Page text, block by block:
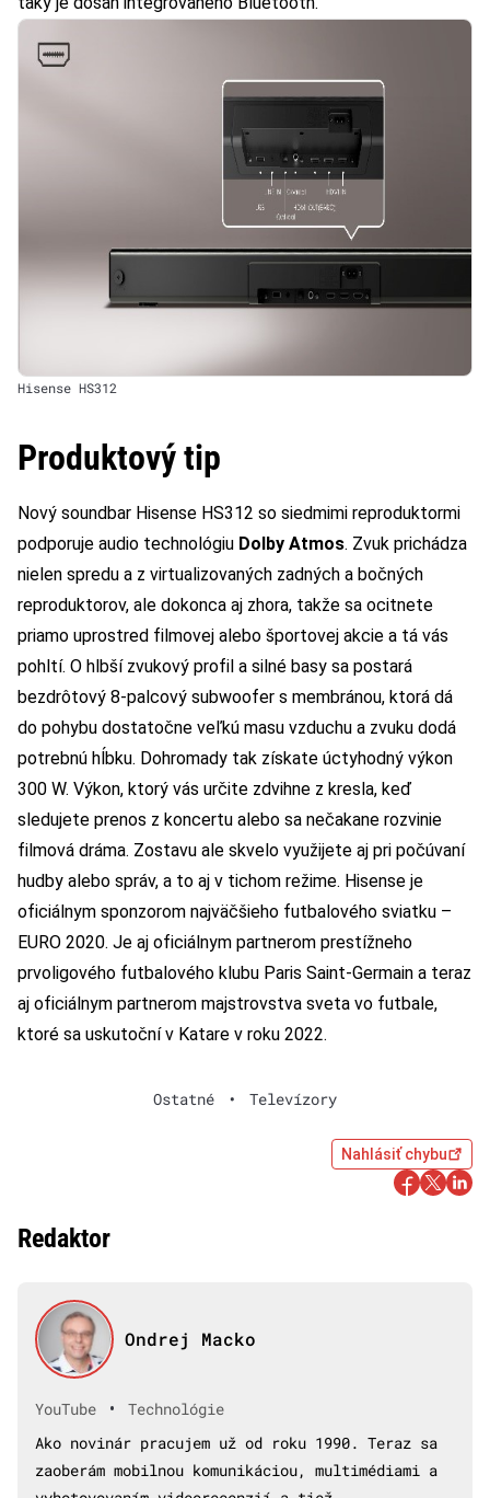
Hisense HS312
Produktový tip
Nový soundbar Hisense HS312 so siedmimi reproduktormi
podporuje audio technológiu Dolby Atmos. Zvuk prichádza
nielen spredu a z virtualizovaných zadných a bočných
reproduktorov, ale dokonca aj zhora, takže sa ocitnete
priamo uprostred filmovej alebo športovej akcie a tá vás
pohltí. O hlbší zvukový profil a silné basy sa postará
bezdrôtový 8-palcový subwoofer s membránou, ktorá dá
do pohybu dostatočne veľkú masu vzduchu a zvuku dodá
potrebnú hĺbku. Dohromady tak získate úctyhodný výkon
300 W. Výkon, ktorý vás určite zdvihne z kresla, keď
sledujete prenos z koncertu alebo sa nečakane rozvinie
filmová dráma. Zostavu ale skvelo využijete aj pri počúvaní
hudby alebo správ, a to aj v tichom režime. Hisense je
oficiálnym sponzorom najväčšieho futbalového sviatku –
EURO 2020. Je aj oficiálnym partnerom prestížneho
prvoligového futbalového klubu Paris Saint-Germain a teraz
aj oficiálnym partnerom majstrovstva sveta vo futbale,
ktoré sa uskutoční v Katare v roku 2022.
Ostatné • Televízory
Nahlásiť chybu
Redaktor
Ondrej Macko
YouTube •
Technológie
Ako novinár pracujem už od roku 1990. Teraz sa
zaoberám mobilnou komunikáciou, multimédiami a